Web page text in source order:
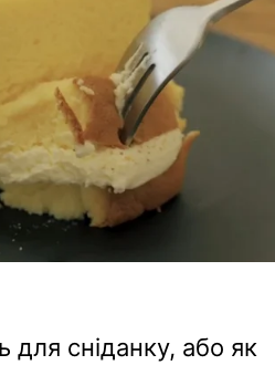
для сніданку, або як